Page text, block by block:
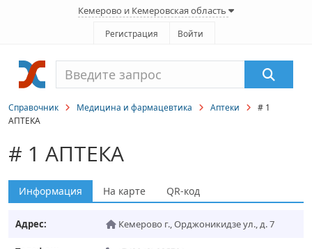
Кемерово и Кемеровская область
Регистрация Войти
Справочник Медицина и фармацевтика Аптеки
# 1
АПТЕКА
# 1 АПТЕКА
Информация На карте QR-код
Адрес: Кемерово г.,Орджоникидзе ул., д. 7